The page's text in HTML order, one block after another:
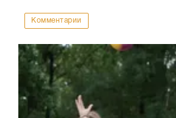
Комментарии